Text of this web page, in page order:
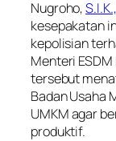
Nugroho,S.I.K.,
kesepakatan
kepolisian
Menteri ESDM
tersebut
Badan Usaha
UMKM agar
produktif.